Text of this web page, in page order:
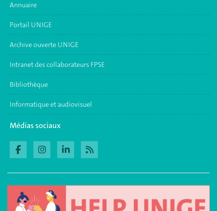
Annuaire
Portail UNIGE
Archive ouverte UNIGE
Intranet des collaborateurs FPSE
Bibliothèque
Informatique et audiovisuel
Médias sociaux